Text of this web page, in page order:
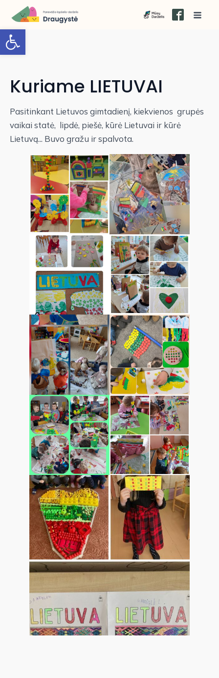
Open toolbar
Kuriame LIETUVAI
Pasitinkant Lietuvos gimtadienį, kiekvienos grupės
vaikai statė, lipdė, piešė, kūrė Lietuvai ir kūrė
Lietuvą... Buvo gražu ir spalvota.